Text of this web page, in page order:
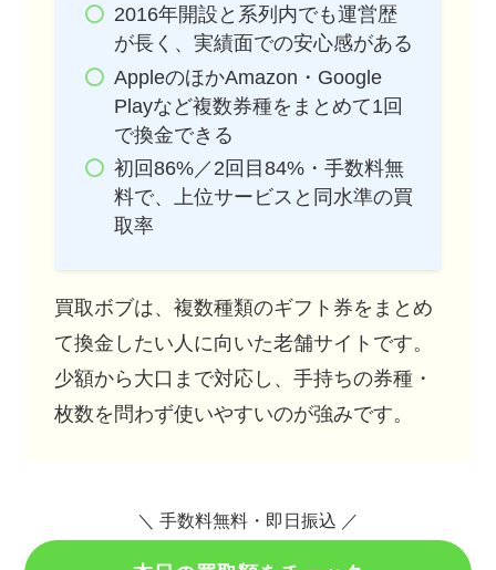
2016年開設と系列内でも運営歴
が長く、実績面での安心感がある
AppleのほかAmazon・Google
Playなど複数券種をまとめて1回
で換金できる
初回86%／2回目84%・手数料無
料で、上位サービスと同水準の買
取率
買取ボブは、複数種類のギフト券をまとめ
て換金したい人に向いた老舗サイトです。
少額から大口まで対応し、手持ちの券種・
枚数を問わず使いやすいのが強みです。
＼ 手数料無料・即日振込 ／